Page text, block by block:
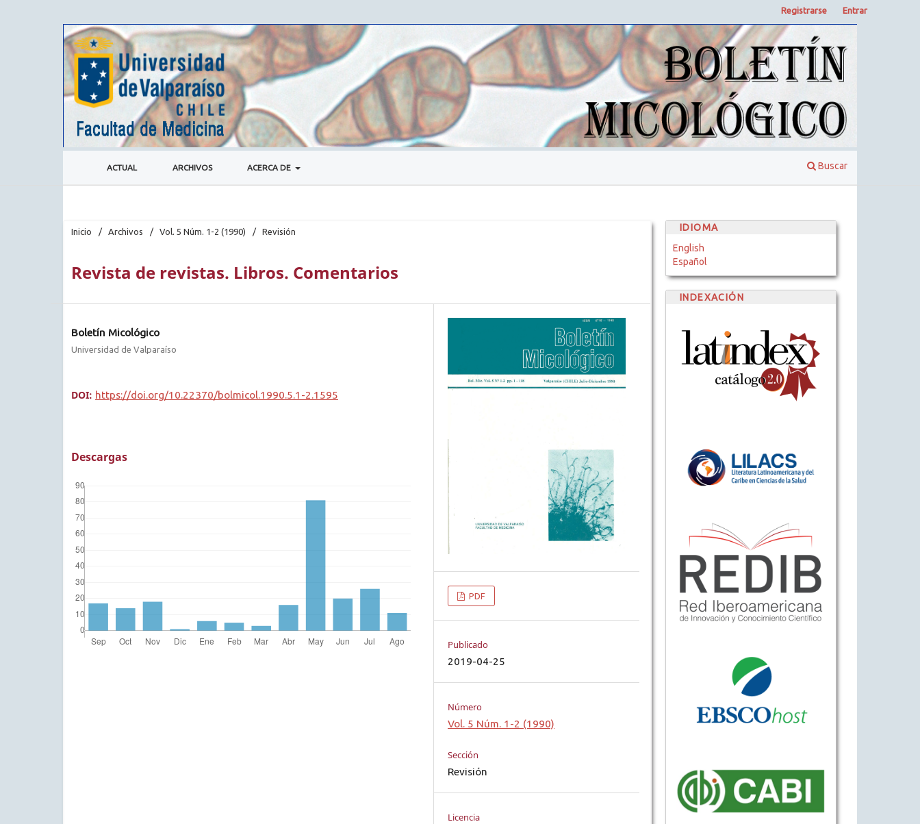
ACTUAL ARCHIVOS ACERCA DE Buscar
Registrarse Entrar
Inicio / Archivos / Vol. 5 Núm. 1-2 (1990) / Revisión
Revista de revistas. Libros. Comentarios
Boletín Micológico
Universidad de Valparaíso
DOI: https://doi.org/10.22370/bolmicol.1990.5.1-2.1595
Descargas
PDF
Publicado
2019-04-25
Número
Vol. 5 Núm. 1-2 (1990)
Sección
Revisión
Licencia
IDIOMA
English
Español
INDEXACIÓN